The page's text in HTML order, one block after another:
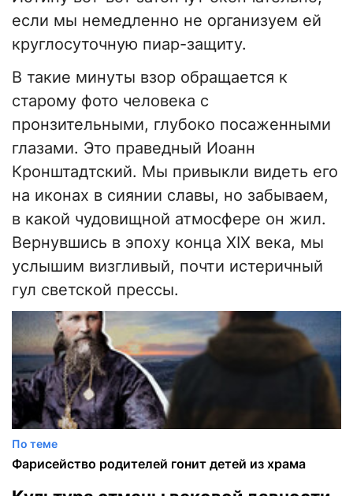
если мы немедленно не организуем ей
круглосуточную пиар-защиту.
В такие минуты взор обращается к
старому фото человека с
пронзительными, глубоко посаженными
глазами. Это праведный Иоанн
Кронштадтский. Мы привыкли видеть его
на иконах в сиянии славы, но забываем,
в какой чудовищной атмосфере он жил.
Вернувшись в эпоху конца XIX века, мы
услышим визгливый, почти истеричный
гул светской прессы.
По теме
Фарисейство родителей гонит детей из храма